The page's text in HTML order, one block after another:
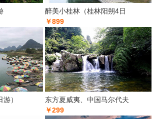
醉美小桂林（桂林阳朔4日
￥899
）
东方夏威夷、中国马尔代夫
￥299